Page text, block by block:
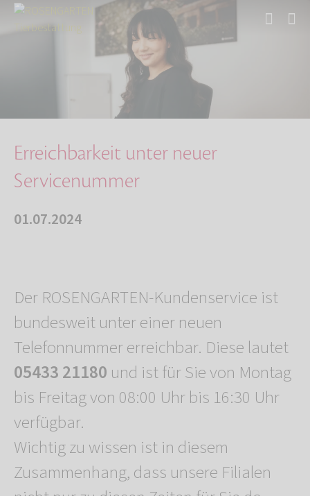
Aktuelles
Erreichbarkeit unter neuer Servicenummer
Erreichbarkeit unter neuer
Servicenummer
01.07.2024
Der ROSENGARTEN-Kundenservice ist
bundesweit unter einer neuen
Telefonnummer erreichbar. Diese lautet
05433 21180 und ist für Sie von Montag
bis Freitag von 08:00 Uhr bis 16:30 Uhr
verfügbar.
Wichtig zu wissen ist in diesem
Zusammenhang, dass unsere Filialen